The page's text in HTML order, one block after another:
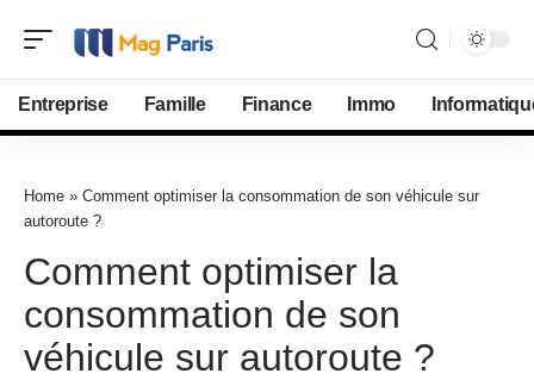
Entreprise Famille Finance Immo
Home » Comment optimiser la consommation de son véhicule sur
autoroute ?
Comment optimiser la
consommation de son
véhicule sur autoroute ?